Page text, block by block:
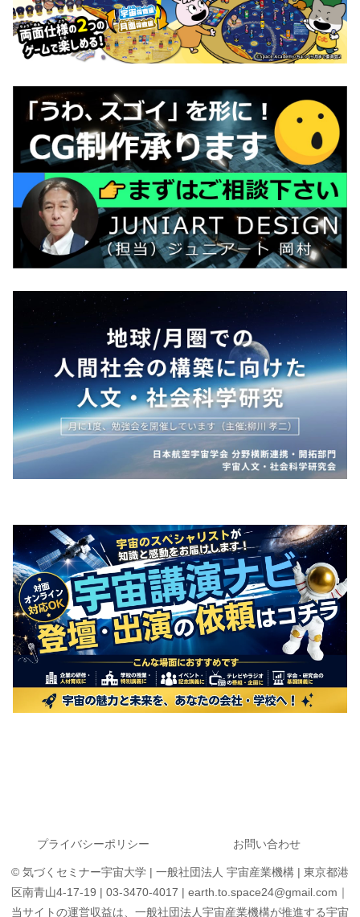
プライバシーポリシー お問い合わせ
© 気づくセミナー宇宙大学 | 一般社団法人 宇宙産業機構 | 東京都港
区南青山4-17-19 | 03-3470-4017 | earth.to.space24@gmail.com｜
当サイトの運営収益は、一般社団法人宇宙産業機構が推進する宇宙